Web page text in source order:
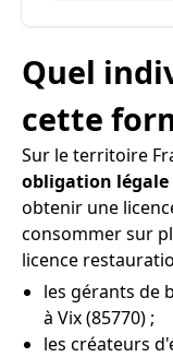
Quel
cette
Sur le territoire
obligation légale
obtenir une
consommer sur
licence
les gérants de
à Vix (85770) ;
les créateurs